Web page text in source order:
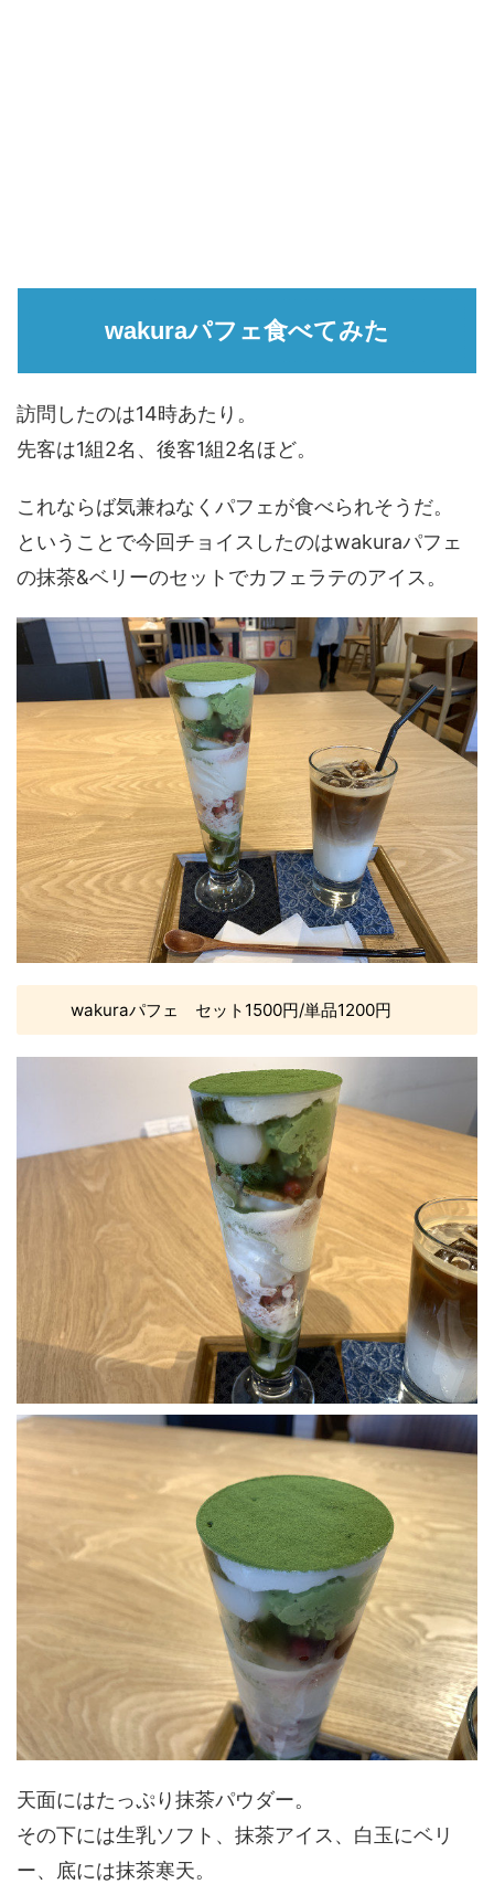
wakuraパフェ食べてみた
訪問したのは14時あたり。
先客は1組2名、後客1組2名ほど。
これならば気兼ねなくパフェが食べられそうだ。
ということで今回チョイスしたのはwakuraパフェ
の抹茶&ベリーのセットでカフェラテのアイス。
wakuraパフェ セット1500円/単品1200円
天面にはたっぷり抹茶パウダー。
その下には生乳ソフト、抹茶アイス、白玉にベリ
ー、底には抹茶寒天。